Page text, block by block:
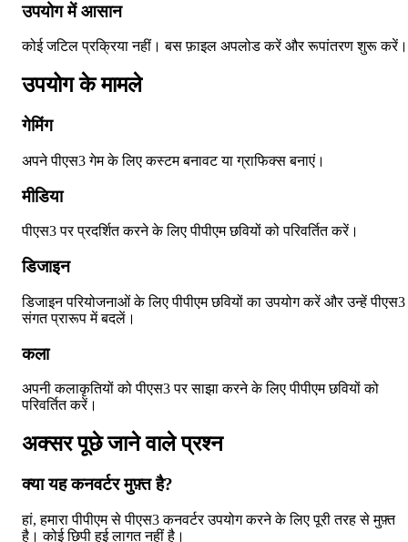
उपयोग में आसान
कोई जटिल प्रक्रिया नहीं। बस फ़ाइल अपलोड करें और रूपांतरण शुरू करें।
उपयोग के मामले
गेमिंग
अपने पीएस3 गेम के लिए कस्टम बनावट या ग्राफिक्स बनाएं।
मीडिया
पीएस3 पर प्रदर्शित करने के लिए पीपीएम छवियों को परिवर्तित करें।
डिजाइन
डिजाइन परियोजनाओं के लिए पीपीएम छवियों का उपयोग करें और उन्हें पीएस3
संगत प्रारूप में बदलें।
कला
अपनी कलाकृतियों को पीएस3 पर साझा करने के लिए पीपीएम छवियों को
परिवर्तित करें।
अक्सर पूछे जाने वाले प्रश्न
क्या यह कनवर्टर मुफ़्त है?
हां, हमारा पीपीएम से पीएस3 कनवर्टर उपयोग करने के लिए पूरी तरह से मुफ़्त
है। कोई छिपी हुई लागत नहीं है।